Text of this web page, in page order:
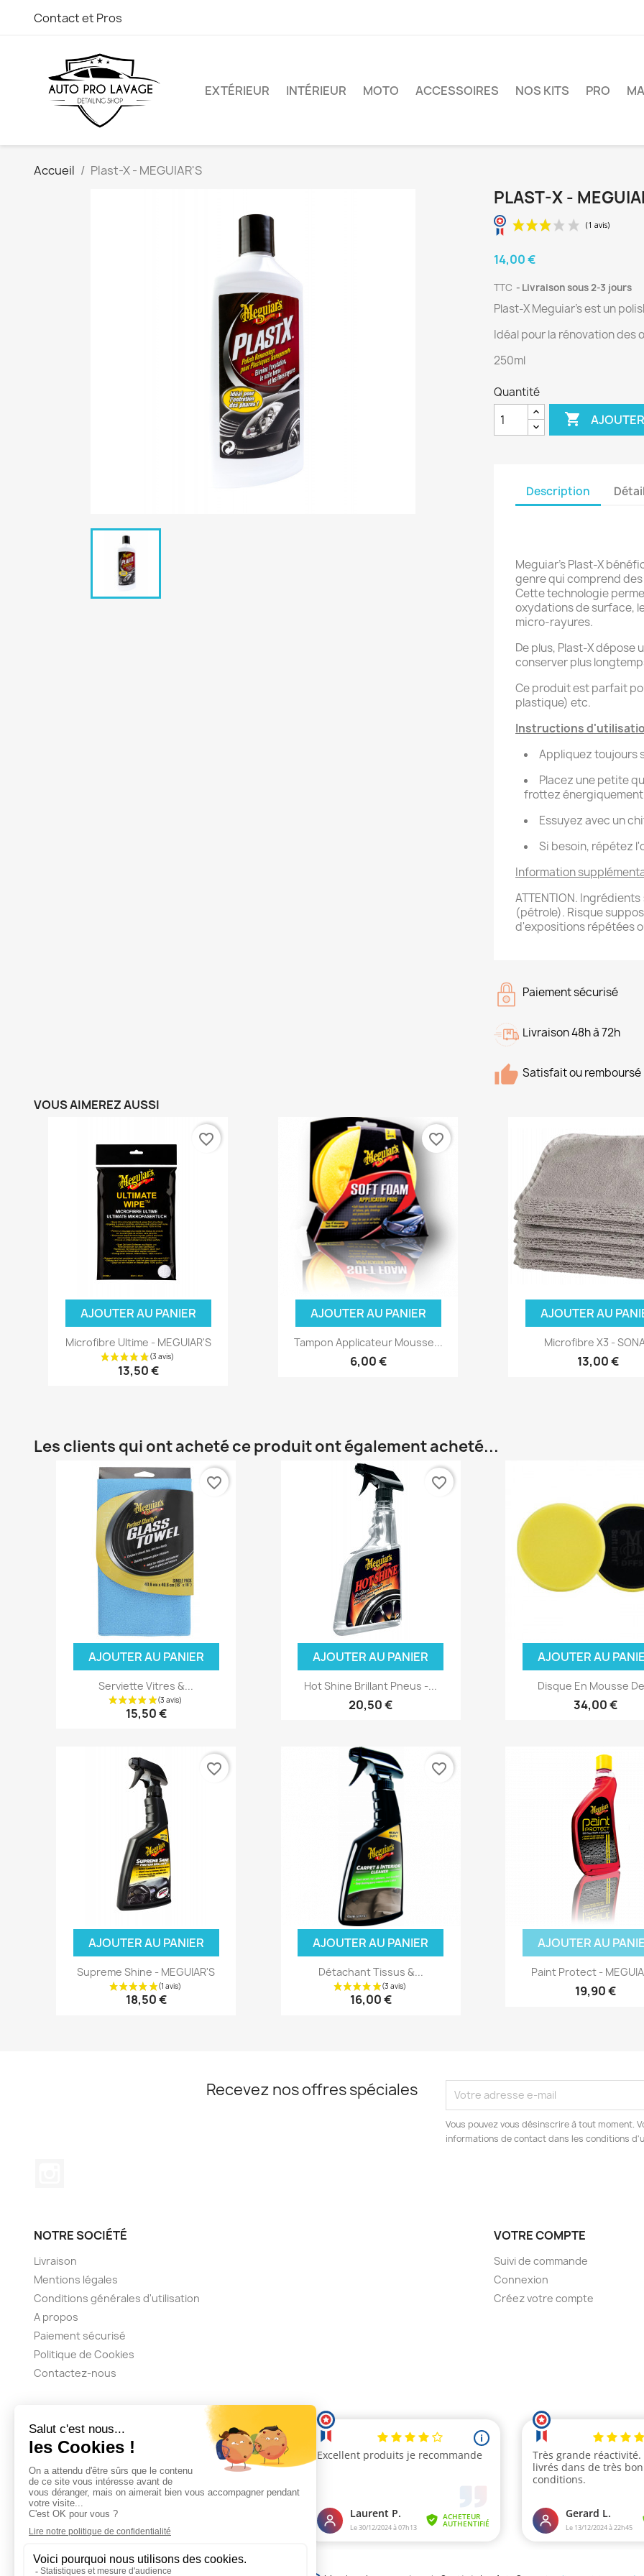
Contact et Pros
EXTÉRIEUR INTÉRIEUR MOTO ACCESSOIRES NOS KITS PRO
Accueil Plast-X - MEGUIAR'S
PLAST-X -
14,00 €
TTC Livraison sous 2-3 jours
Plast-X Meguiar's est un
Idéal pour la rénovation des
250ml
Quantité

Description
Meguiar's Plast-X
genre qui comprend
Cette technologie
oxydations de surface,
micro-rayures.
De plus, Plast-X
conserver plus
Ce produit est parfait
plastique) etc.
Instructions
Appliquez toujours
Placez une petite
frottez
Essuyez avec un
Si besoin, répétez
Information
ATTENTION.
(pétrole). Risque
d'expositions répétées
Paiement sécurisé
Livraison 48h à 72h
Satisfait ou remboursé
VOUS AIMEREZ AUSSI
AJOUTER AU PANIER
Microfibre Ultime - MEGUIAR'S
13,50 €
favorite_border
AJOUTER AU PANIER
Tampon Applicateur Mousse...
6,00 €
favorite_border
AJOUTER AU
Microfibre X3 -
13,00 €
Les clients qui ont acheté ce produit ont également acheté...
AJOUTER AU PANIER
Serviette Vitres &...
15,50 €
favorite_border
AJOUTER AU PANIER
Hot Shine Brillant Pneus -...
20,50 €
favorite_border
AJOUTER AU
Disque En Mousse
34,00 €
AJOUTER AU PANIER
Supreme Shine - MEGUIAR'S
18,50 €
favorite_border
AJOUTER AU PANIER
Détachant Tissus &...
16,00 €
favorite_border
AJOUTER AU
Paint Protect -
19,90 €
Recevez nos offres spéciales
Vous pouvez vous désinscrire à tout moment.
informations de contact dans les conditions
NOTRE SOCIÉTÉ
Livraison
Mentions légales
Conditions générales d'utilisation
A propos
Paiement sécurisé
Politique de Cookies
Contactez-nous
VOTRE COMPTE
Suivi de commande
Connexion
Créez votre compte